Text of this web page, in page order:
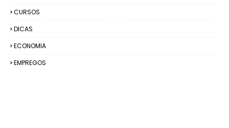
CURSOS
DICAS
ECONOMIA
EMPREGOS